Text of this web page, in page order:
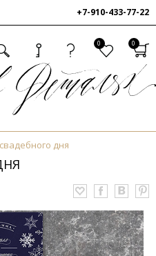
+7-910-433-77-22
0 0
дня